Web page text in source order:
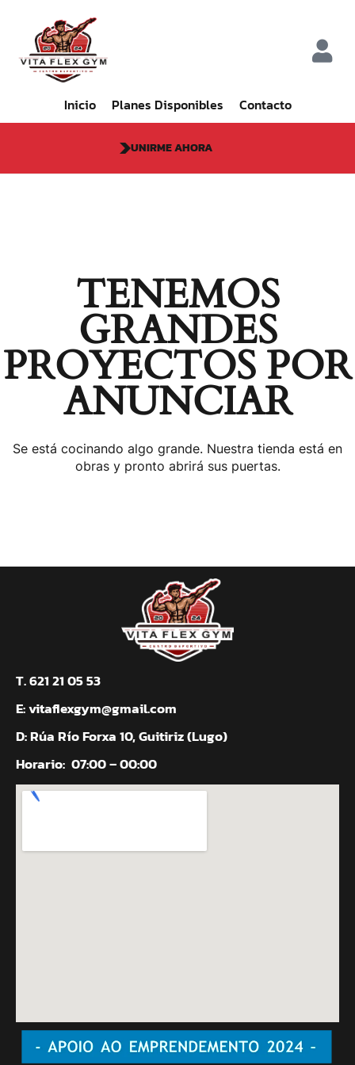
Inicio Planes Disponibles Contacto
UNIRME AHORA
TENEMOS
GRANDES
PROYECTOS POR
ANUNCIAR
Se está cocinando algo grande. Nuestra tienda está en
obras y pronto abrirá sus puertas.
T. 621 21 05 53
E:vitaflexgym@gmail.com
D: Rúa Río Forxa 10, Guitiriz (Lugo)
Horario: 07:00 – 00:00